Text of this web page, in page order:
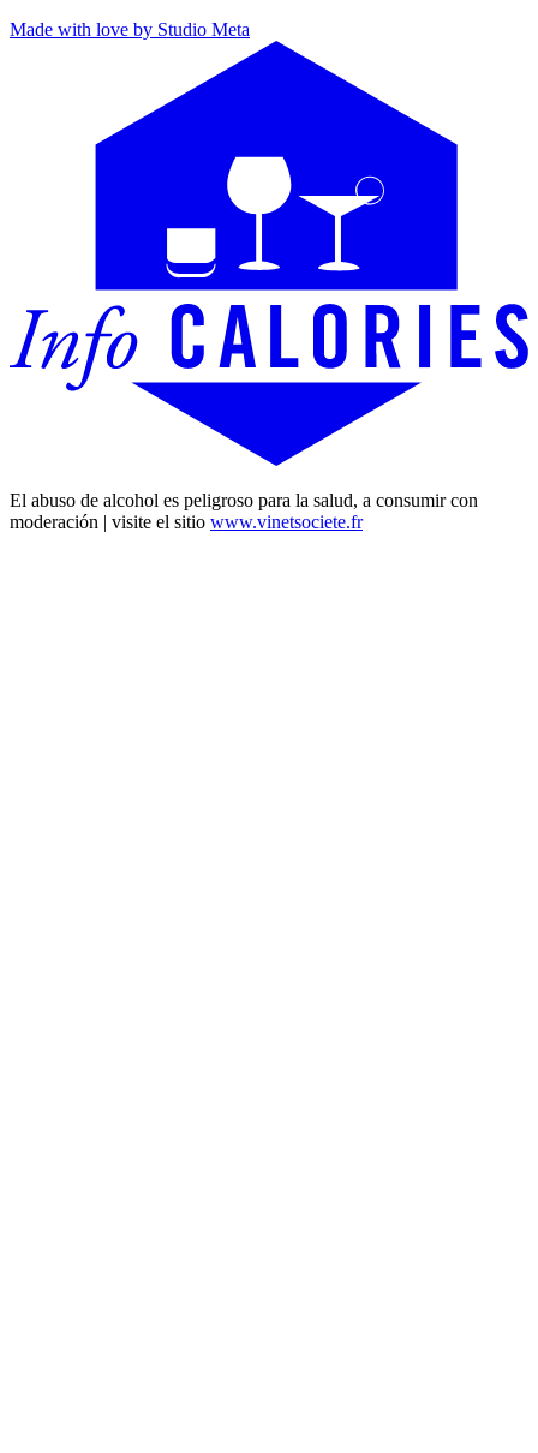
Made with love by Studio Meta
El abuso de alcohol es peligroso para la salud, a consumir con
moderación | visite el sitio www.vinetsociete.fr